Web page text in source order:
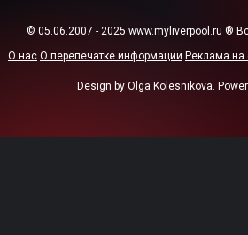
© 05.06.2007 - 2025 www.myliverpool.ru ®
О нас О перепечатке информации Реклама на
Design by Olga Kolesnikova.